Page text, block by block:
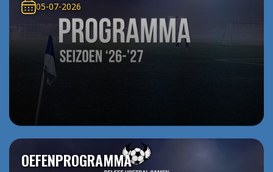
05-07-2026
OEFENPROGRAMMA